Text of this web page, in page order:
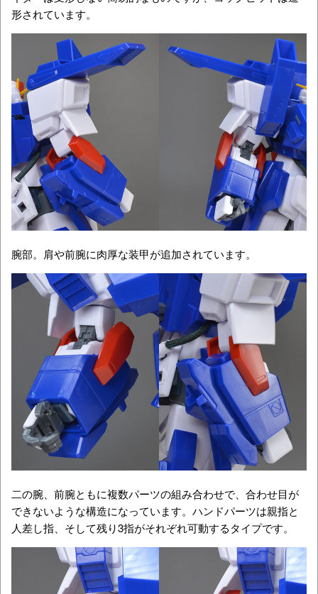
形されています。
腕部。肩や前腕に肉厚な装甲が追加されています。
二の腕、前腕ともに複数パーツの組み合わせで、合わせ目が
できないような構造になっています。ハンドパーツは親指と
人差し指、そして残り3指がそれぞれ可動するタイプです。